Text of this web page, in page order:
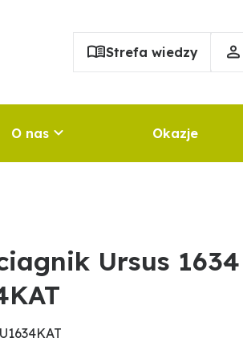
Strefa wiedzy
O nas Okazje
Ursus 1634